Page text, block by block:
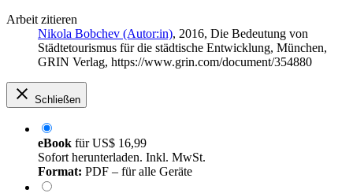
Arbeit zitieren
Nikola Bobchev (Autor:in), 2016, Die Bedeutung von
Städtetourismus für die städtische Entwicklung, München,
GRIN Verlag, https://www.grin.com/document/354880
Schließen
eBook fürUS$ 16,99
Sofort herunterladen. Inkl. MwSt.
Format: PDF – für alle Geräte